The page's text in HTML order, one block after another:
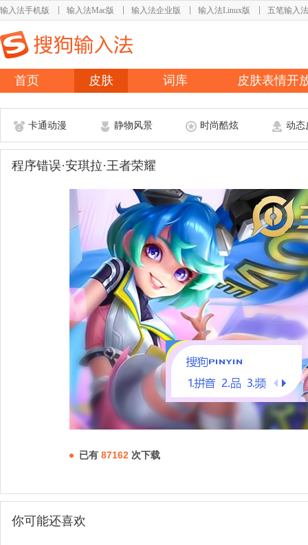
输入法手机版 输入法Mac版 输入法企业版 输入法Linux版 五笔输入法
首页 皮肤 词库 皮肤表情开
卡通动漫 静物风景 时尚酷炫 动态
程序错误·安琪拉·王者荣耀
已有 87162 次下载
你可能还喜欢